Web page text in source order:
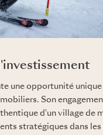
une opportunité unique
Son
d'un village de
stratégiques dans